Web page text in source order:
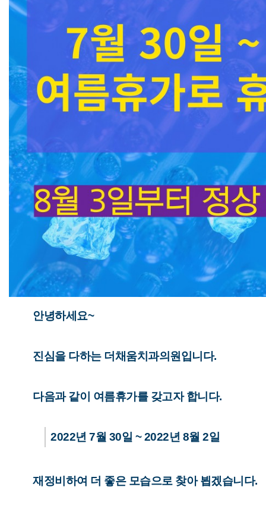
안녕하세요~
진심을 다하는 더채움치과의원입니다.
다음과 같이 여름휴가를 갖고자 합니다.
2022년 7월 30일 ~ 2022년 8월 2일
재정비하여 더 좋은 모습으로 찾아 뵙겠습니다.